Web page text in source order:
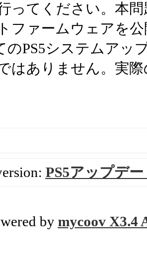
ってください。本
ファームウェアを
のPS5システムアッ
はありません。実
PS5アップデ
by mycoov X3.4